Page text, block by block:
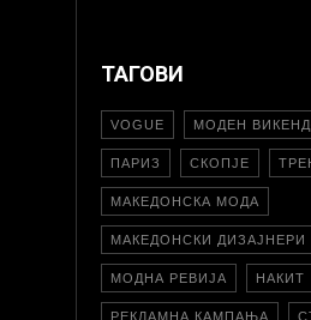
ТАГОВИ
VOGUE МОДЕН
ПАРИЗ СКОПЈЕ
МАКЕДОНСКА МОДА
МАКЕДОНСКИ ДИЗАЈНЕРИ
МОДНА РЕВИЈА НАКИТ
РЕКЛАМНА КАМПАЊА